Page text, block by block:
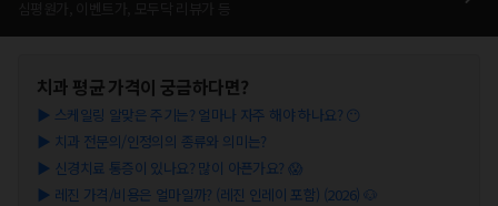
치과 평균 가격이 궁금하다면?
▶ 스케일링 알맞은 주기는? 얼마나 자주 해야 하나요? 😶
▶ 치과 전문의/인정의의 종류와 의미는?
▶ 신경치료 통증이 있나요? 많이 아픈가요? 😱
▶ 레진 가격/비용은 얼마일까? (레진 인레이 포함) (2026) 🐶